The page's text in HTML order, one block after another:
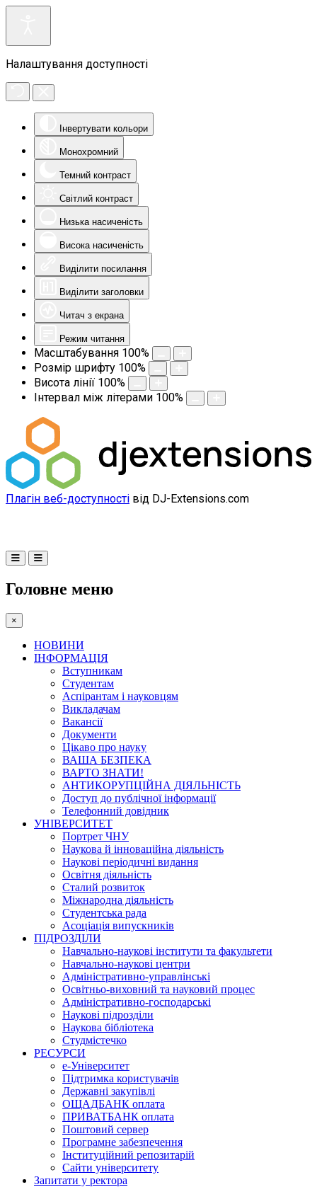
Налаштування доступності
Інвертувати кольори
Монохромний
Темний контраст
Світлий контраст
Низька насиченість
Висока насиченість
Виділити посилання
Виділити заголовки
Читач з екрана
Режим читання
Масштабування 100%
Розмір шрифту 100%
Висота лінії 100%
Інтервал між літерами 100%
Плагін веб-доступності від DJ-Extensions.com
Головне меню
×
НОВИНИ
ІНФОРМАЦІЯ
Вступникам
Студентам
Аспірантам і науковцям
Викладачам
Вакансії
Документи
Цікаво про науку
ВАША БЕЗПЕКА
ВАРТО ЗНАТИ!
АНТИКОРУПЦІЙНА ДІЯЛЬНІСТЬ
Доступ до публічної інформації
Телефонний довідник
УНІВЕРСИТЕТ
Портрет ЧНУ
Наукова й інноваційна діяльність
Наукові періодичні видання
Освітня діяльність
Сталий розвиток
Міжнародна діяльність
Студентська рада
Асоціація випускників
ПІДРОЗДІЛИ
Навчально-наукові інститути та факультети
Навчально-наукові центри
Адміністративно-управлінські
Освітньо-виховний та науковий процес
Адміністративно-господарські
Наукові підрозділи
Наукова бібліотека
Студмістечко
РЕСУРСИ
е-Університет
Підтримка користувачів
Державні закупівлі
ОЩАДБАНК оплата
ПРИВАТБАНК оплата
Поштовий сервер
Програмне забезпечення
Інституційний репозитарій
Сайти університету
Запитати у ректора